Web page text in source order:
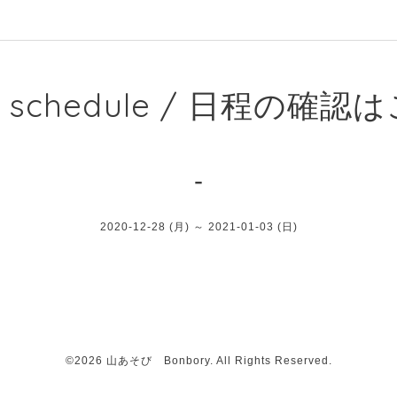
schedule / 日程の確認は
-
2020-12-28 (月) ～ 2021-01-03 (日)
©2026 山あそび Bonbory. All Rights Reserved.